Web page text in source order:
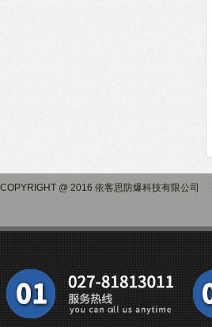
COPYRIGHT @ 2016 依客思防爆科技有限公司